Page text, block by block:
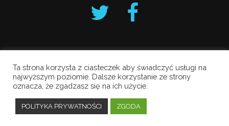
Krakowski Alarm Smogowy
Copyright © 2019 All Rights Reserved.
Polityka prywatności
Ta strona korzysta z ciasteczek aby świadczyć usługi na
najwyższym poziomie. Dalsze korzystanie ze strony
oznacza, że zgadzasz się na ich użycie.
POLITYKA PRYWATNOŚCI ZGODA